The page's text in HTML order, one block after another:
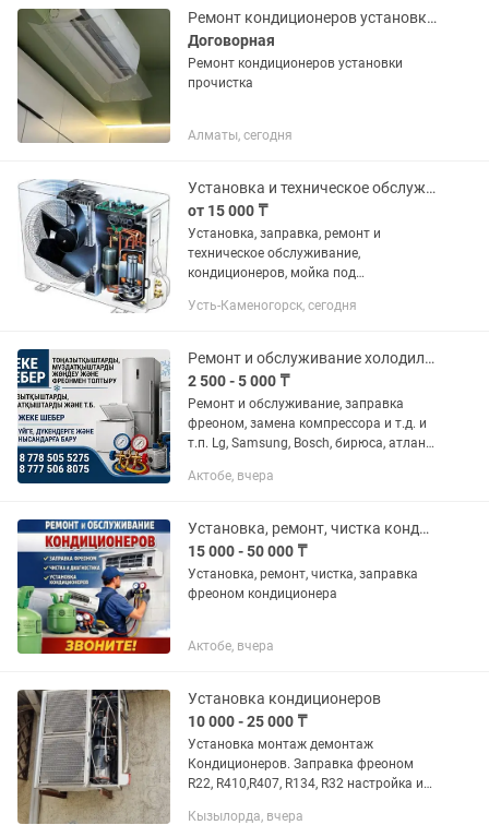
Ремонт кондиционеров установка прочистка заправка фреоном
Договорная
Ремонт кондиционеров установки
прочистка
Алматы, сегодня
Установка и техническое обслуживание кондиционеров
от 15 000 ₸
Установка, заправка, ремонт и
техническое обслуживание,
кондиционеров, мойка под
разбором и без. Полный спектр услуг.
выборе...
Усть-Каменогорск, сегодня
Ремонт и обслуживание холодильников, морозильников
2 500 - 5 000 ₸
Ремонт и обслуживание, заправка
фреоном, замена компрессора и т.д. и
т.п. Lg, Samsung, Bosch, бирюса, атлант,
Актобе, вчера
Установка, ремонт, чистка кондиционеров
15 000 - 50 000 ₸
Установка, ремонт, чистка, заправка
фреоном кондиционера
Актобе, вчера
Установка кондиционеров
10 000 - 25 000 ₸
Установка монтаж демонтаж
Кондиционеров. Заправка фреоном
R22, R410,R407, R134, R32 настройка и
кондиционеров сплит систем а также
Кызылорда, вчера